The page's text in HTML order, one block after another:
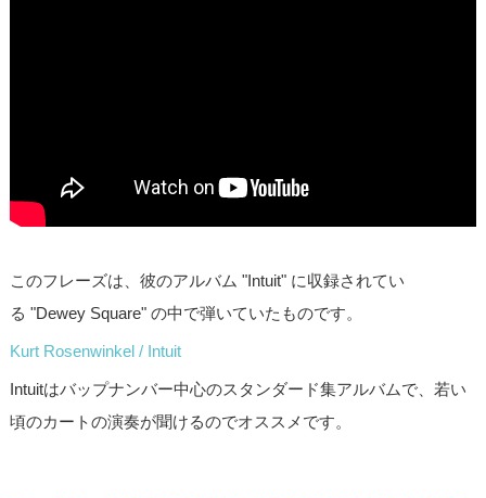
このフレーズは、彼のアルバム "Intuit" に収録されてい
る "Dewey Square" の中で弾いていたものです。
Kurt Rosenwinkel / Intuit
Intuitはバップナンバー中心のスタンダード集アルバムで、若い
頃のカートの演奏が聞けるのでオススメです。